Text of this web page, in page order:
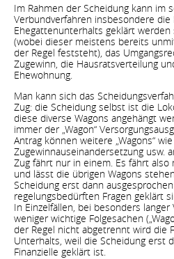
Im Rahmen der Scheidung kann im
Verbundverfahren insbesondere
Ehegattenunterhalts geklärt
(wobei dieser meistens bereits
der Regel feststeht), das
Zugewinn, die Hausratsverteilung
Ehewohnung.
Man kann sich das
Zug: die Scheidung selbst ist die
diese diverse Wagons angehängt
immer der „Wagon“
Antrag können weitere „Wagons“
Zugewinnauseinandersetzung usw.
Zug fährt nur in einem. Es fährt
und lässt die übrigen Wagons
Scheidung erst dann
regelungsbedürften Fragen geklärt
In Einzelfällen, bei besonders
weniger wichtige Folgesachen
der Regel nicht abgetrennt wird die
Unterhalts, weil die Scheidung erst
Finanzielle geklärt ist.